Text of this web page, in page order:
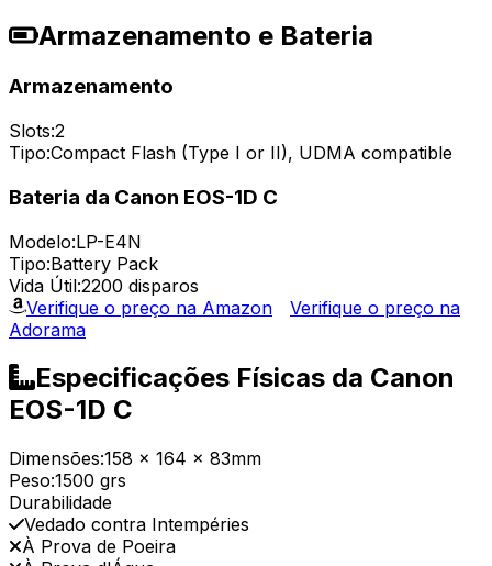
Armazenamento e Bateria
Armazenamento
Slots:2
Tipo:Compact Flash (Type I or II), UDMA compatible
Bateria da Canon EOS-1D C
Modelo:LP-E4N
Tipo:Battery Pack
Vida Útil:2200 disparos
Verifique o preço na Amazon
Verifique o preço na
Adorama
Especificações Físicas da Canon
EOS-1D C
Dimensões:158 x 164 x 83mm
Peso:1500 grs
Durabilidade
Vedado contra Intempéries
À Prova de Poeira